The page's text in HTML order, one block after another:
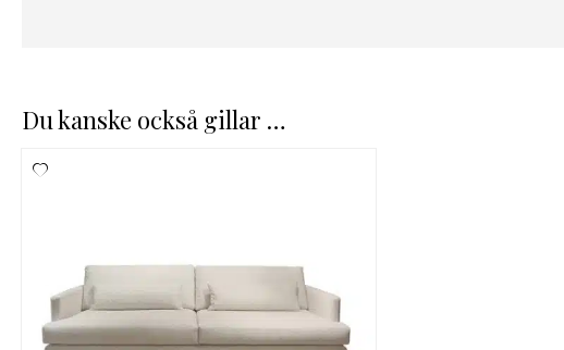
Du kanske också gillar …